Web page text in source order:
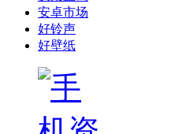
安卓市场
好铃声
好壁纸